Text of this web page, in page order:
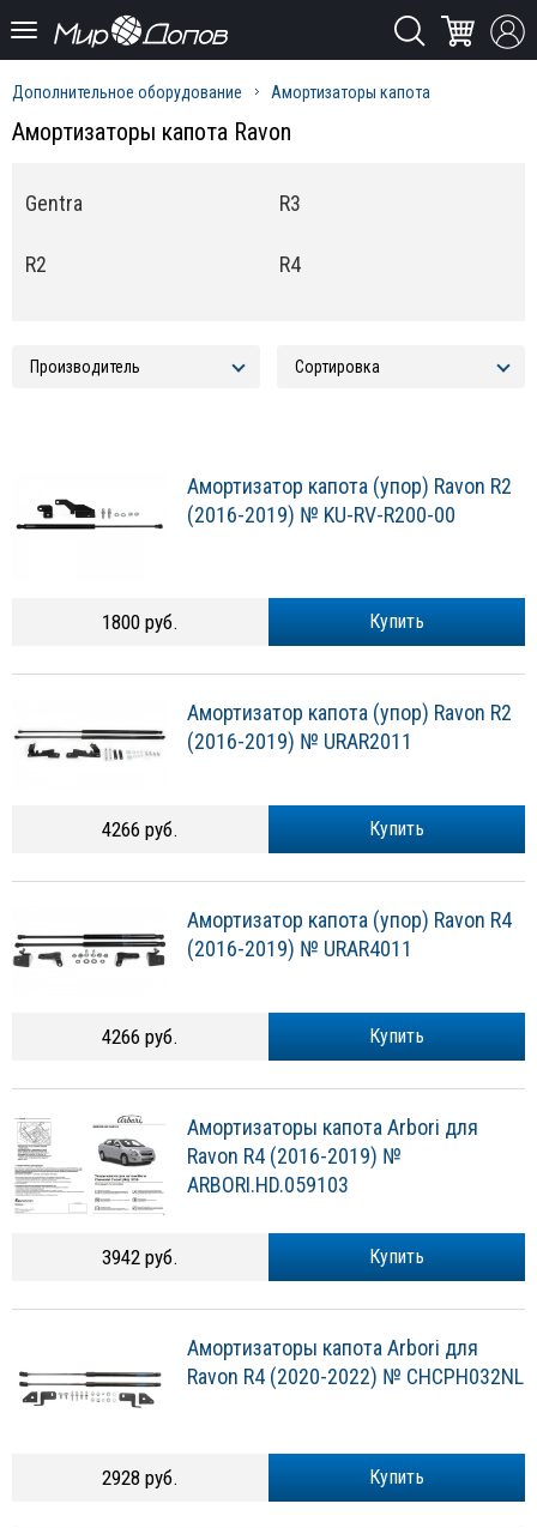
Дополнительное оборудование Амортизаторы капота
Амортизаторы капота Ravon
Gentra
R2
R3
R4
Амортизатор капота (упор) Ravon R2
(2016-2019) № KU-RV-R200-00
Купить
1800 руб.
Амортизатор капота (упор) Ravon R2
(2016-2019) № URAR2011
Купить
4266 руб.
Амортизатор капота (упор) Ravon R4
(2016-2019) № URAR4011
Купить
4266 руб.
Амортизаторы капота Arbori для
Ravon R4 (2016-2019) №
ARBORI.HD.059103
Купить
3942 руб.
Амортизаторы капота Arbori для
Ravon R4 (2020-2022) № CHCPH032NL
Купить
2928 руб.